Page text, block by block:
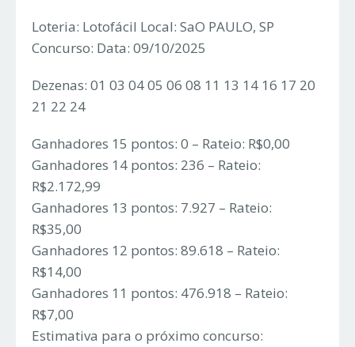
Loteria: Lotofácil Local: SaO PAULO, SP
Concurso: Data: 09/10/2025
Dezenas: 01 03 04 05 06 08 11 13 14 16 17 20
21 22 24
Ganhadores 15 pontos: 0 – Rateio: R$0,00
Ganhadores 14 pontos: 236 – Rateio:
R$2.172,99
Ganhadores 13 pontos: 7.927 – Rateio:
R$35,00
Ganhadores 12 pontos: 89.618 – Rateio:
R$14,00
Ganhadores 11 pontos: 476.918 – Rateio:
R$7,00
Estimativa para o próximo concurso: